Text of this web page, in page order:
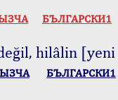
БЪЛГАРСКИ1
hilâlin
БЪЛГАРСКИ1